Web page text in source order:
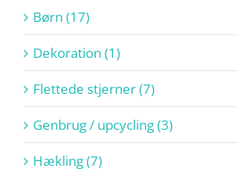
Børn (17)
Dekoration (1)
Flettede stjerner (7)
Genbrug / upcycling (3)
Hækling (7)